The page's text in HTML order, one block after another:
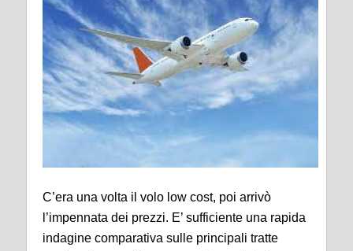
C’era una volta il volo low cost, poi arrivò
l’impennata dei prezzi. E’ sufficiente una rapida
indagine comparativa sulle principali tratte